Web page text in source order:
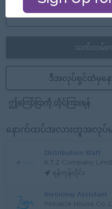
- Training Provided
- Ferry Provided
ဒီအလုပ်ရှင်ထံမှနေ
ဤကြော်ငြာကို တိုင်ကြားရန်
နောက်ထပ်အလားတူအလုပ်မျ
Distribution Staff
K.T.Z Company
ရန်ကုန်တိုင်း
Invoicing Assistant
Pinnacle House